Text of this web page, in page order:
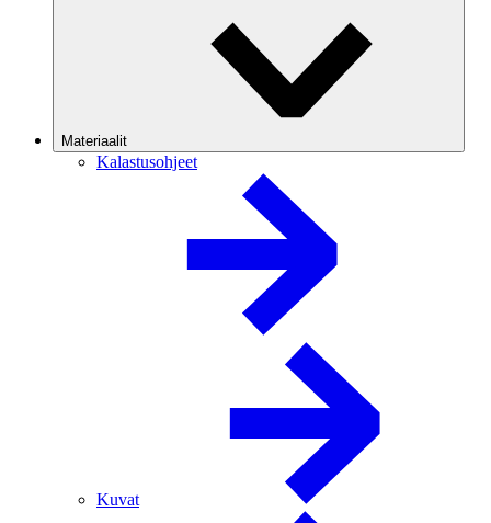
Materiaalit
Kalastusohjeet
Kuvat